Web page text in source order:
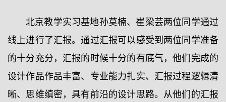
北京教学实习基地孙莫楠、崔梁芸两位同学通过
线上进行了汇报。通过汇报可以感受到两位同学准备
的十分充分，汇报的时候十分的有底气，他们完成的
设计作品作品丰富、专业能力扎实、汇报过程逻辑清
晰、思维缜密，具有前沿的设计思路。从他们的汇报